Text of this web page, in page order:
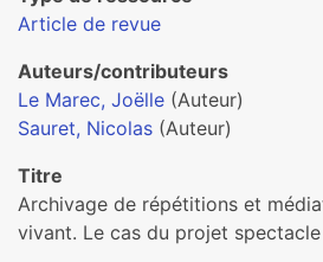
Article de revue
Auteurs/contributeurs
Le Marec, Joëlle (Auteur)
Sauret, Nicolas (Auteur)
Titre
Archivage de répétitions et
vivant. Le cas du projet